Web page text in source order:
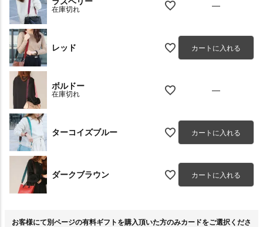
在庫切れ —
レッド カートに入れる
ボルドー
在庫切れ —
ターコイズブルー カートに入れる
ダークブラウン カートに入れる
お客様にて別ページの有料ギフトを購入頂いた方のみカードをご選択くださ